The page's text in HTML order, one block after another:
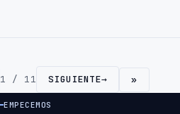
1 / 11 SIGUIENTE→ »
EMPECEMOS